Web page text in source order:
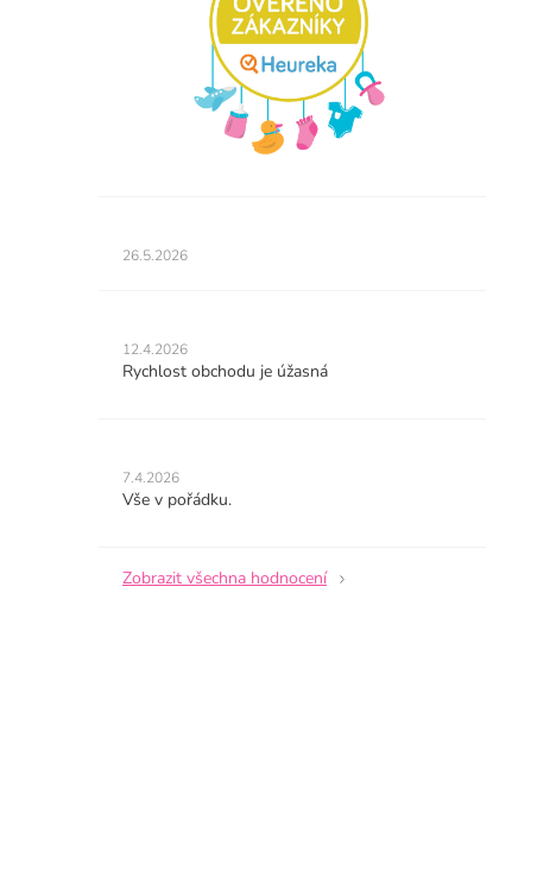
obchodu
5
hvězdiček.
26.5.2026
obchodu
je
12.4.2026
Rychlost obchodu je úžasná
obchodu
je
hvězdiček.
7.4.2026
Vše v pořádku.
Zobrazit všechna hodnocení